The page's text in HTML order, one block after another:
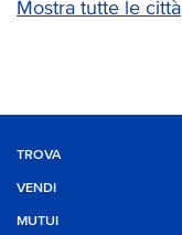
Mostra tutte le città
TROVA
VENDI
MUTUI